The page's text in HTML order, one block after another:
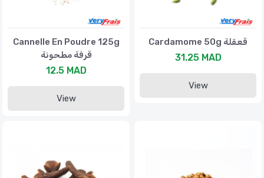
Cannelle En Poudre 125g
قرفة مطحونة
12.5 MAD
View
Cardamome 50g قعقلة
31.25 MAD
View